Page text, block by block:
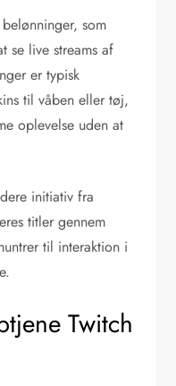
som
se live streams af
er typisk
til våben eller tøj,
oplevelse uden at
initiativ fra
titler gennem
til interaktion i
Twitch